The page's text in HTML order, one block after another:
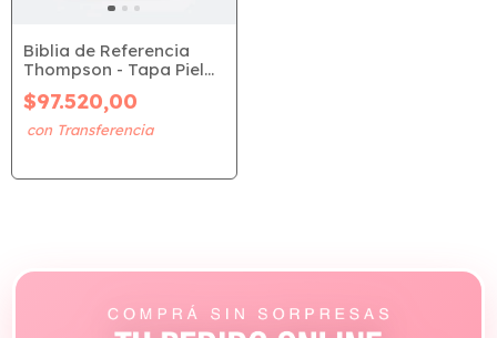
Biblia de Referencia
Thompson - Tapa Piel
Café (RVR 1977)
$97.520,00